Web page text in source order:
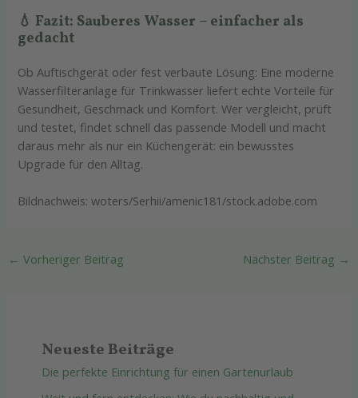
💧 Fazit: Sauberes Wasser – einfacher als
gedacht
Ob Auftischgerät oder fest verbaute Lösung: Eine moderne
Wasserfilteranlage für Trinkwasser liefert echte Vorteile für
Gesundheit, Geschmack und Komfort. Wer vergleicht, prüft
und testet, findet schnell das passende Modell und macht
daraus mehr als nur ein Küchengerät: ein bewusstes
Upgrade für den Alltag.
Bildnachweis: woters/Serhii/amenic181/stock.adobe.com
← Vorheriger Beitrag Nächster Beitrag →
Neueste Beiträge
Die perfekte Einrichtung für einen Gartenurlaub